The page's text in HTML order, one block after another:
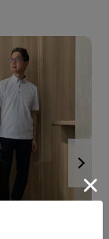
適収納